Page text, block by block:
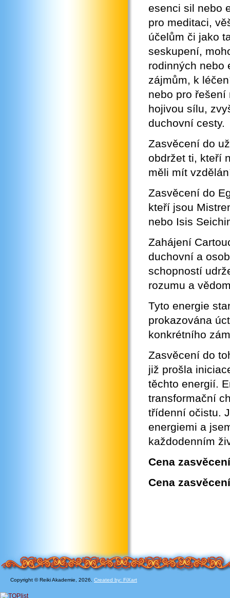
esenci sil nebo
pro meditaci,
účelům či jako
seskupení,
rodinných nebo
zájmům, k
nebo pro
hojivou sílu,
duchovní cesty.
Zasvěcení do
obdržet ti, kteří
měli mít
Zasvěcení do
kteří jsou
nebo Isis
Zahájení
duchovní a
schopností
rozumu a
Tyto energie
prokazována
konkrétního
Zasvěcení do
již prošla
těchto energií.
transformační
třídenní očistu.
energiemi a
každodenním
Cena
Cena
Copyright © Reiki Akademie, 2026. Created by: FiXart